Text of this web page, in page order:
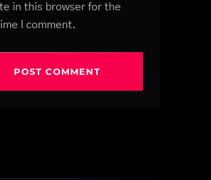
in this browser for the
I comment.